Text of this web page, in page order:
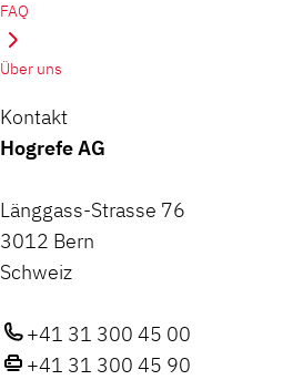
FAQ
Über uns
Kontakt
Hogrefe AG
Länggass-Strasse 76
3012 Bern
Schweiz
+41 31 300 45 00
+41 31 300 45 90